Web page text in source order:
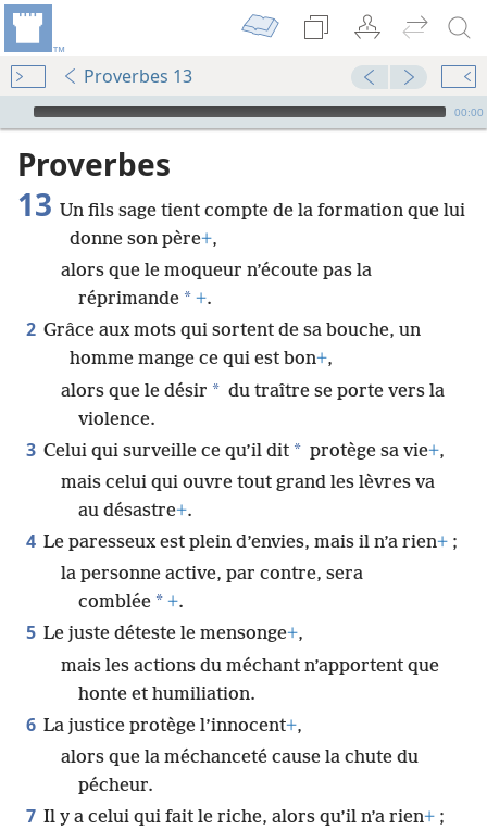
Proverbes 13
Audio Player
00:00
Proverbes
13 Un fils sage tient compte de la formation que lui
donne son père+,
alors que le moqueur n’écoute pas la
réprimande * +.
2 Grâce aux mots qui sortent de sa bouche, un
homme mange ce qui est bon+,
alors que le désir * du traître se porte vers la
violence.
3 Celui qui surveille ce qu’il dit * protège sa vie+,
mais celui qui ouvre tout grand les lèvres va
au désastre+.
4 Le paresseux est plein d’envies, mais il n’a rien+ ;
la personne active, par contre, sera
comblée * +.
5 Le juste déteste le mensonge+,
mais les actions du méchant n’apportent que
honte et humiliation.
6 La justice protège l’innocent+,
alors que la méchanceté cause la chute du
pécheur.
7 Il y a celui qui fait le riche, alors qu’il n’a rien+ ;